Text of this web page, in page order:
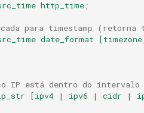
http_time ;
para timestamp
date_format
IP está dentro do
[ipv4 | ipv6 | cidr |